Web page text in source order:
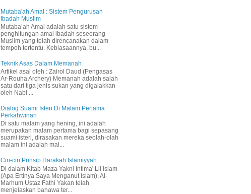
Mutaba'ah Amal : Sistem Pengurusan
Ibadah Muslim
Mutaba’ah Amal adalah satu sistem
penghitungan amal ibadah seseorang
Muslim yang telah direncanakan dalam
tempoh tertentu. Kebiasaannya, bu...
Teknik Asas Dalam Memanah
Artikel asal oleh : Zairol Daud (Pengasas
Ar-Rouha Archery) Memanah adalah salah
satu dari tiga jenis sukan yang digalakkan
oleh Nabi ...
Dialog Suami Isteri Di Malam Pertama
Perkahwinan
Di satu malam yang hening, ini adalah
merupakan malam pertama bagi sepasang
suami isteri, dirasakan mereka seolah-olah
malam ini adalah mal...
Ciri-ciri Prinsip Harakah Islamiyyah
Di dalam Kitab Maza Yakni Intima' Lil Islam
(Apa Ertinya Saya Menganut Islam), Al-
Marhum Ustaz Fathi Yakan telah
menjelaskan bahawa ter...